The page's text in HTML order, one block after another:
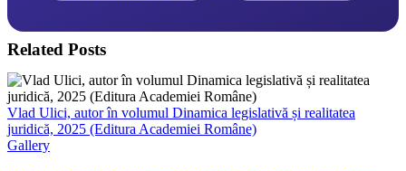
Related Posts
Vlad Ulici, autor în volumul Dinamica legislativă și realitatea
juridică, 2025 (Editura Academiei Române)
Gallery